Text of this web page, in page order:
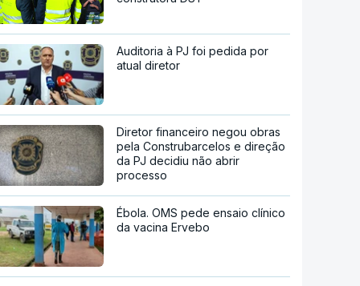
Auditoria à PJ foi pedida por
atual diretor
Diretor financeiro negou obras
pela Construbarcelos e direção
da PJ decidiu não abrir
processo
Ébola. OMS pede ensaio clínico
da vacina Ervebo